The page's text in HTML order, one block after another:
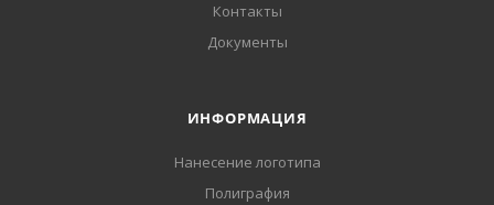
Контакты
Документы
ИНФОРМАЦИЯ
Нанесение логотипа
Полиграфия